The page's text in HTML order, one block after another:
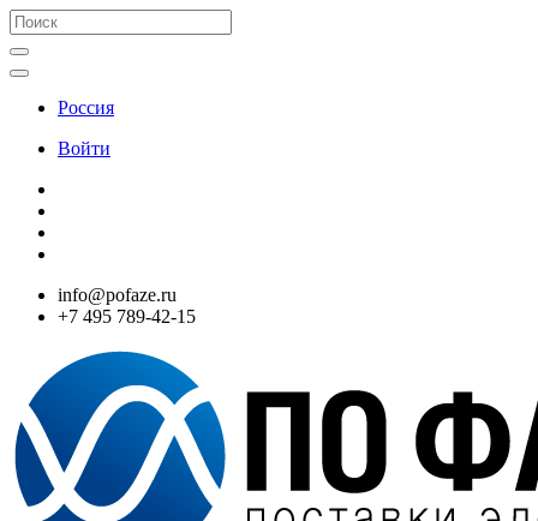
Россия
Войти
info@pofaze.ru
+7 495 789-42-15